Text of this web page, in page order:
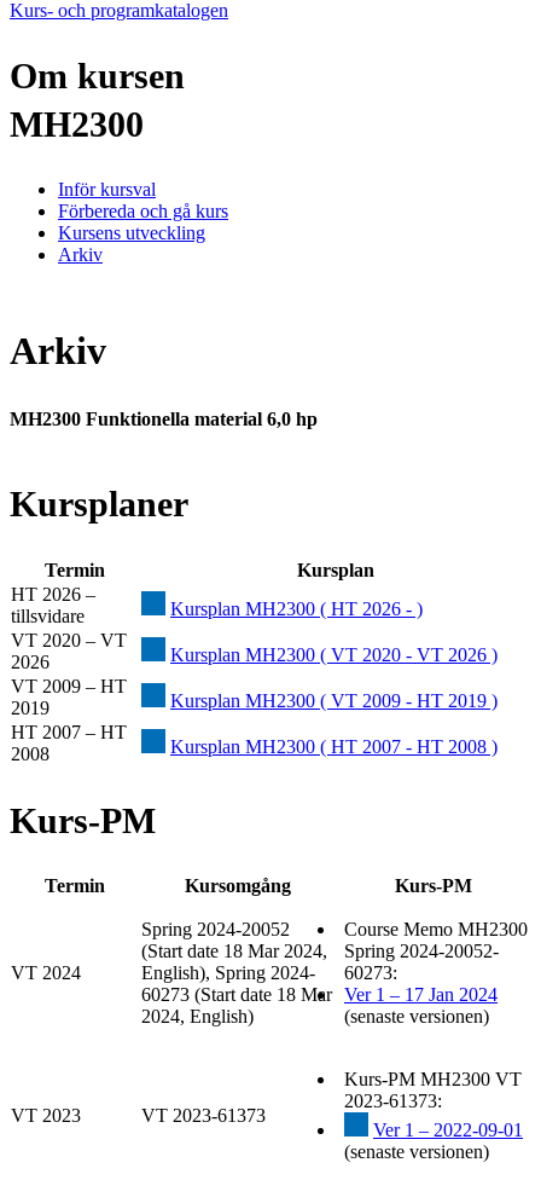
Kurs- och programkatalogen
Om kursen
MH2300
Inför kursval
Förbereda och gå kurs
Kursens utveckling
Arkiv
Arkiv
MH2300 Funktionella material 6,0 hp
Kursplaner
Termin
Kursplan
HT 2026 –
tillsvidare
Kursplan MH2300 ( HT 2026 - )
VT 2020 – VT
2026
Kursplan MH2300 ( VT 2020 - VT 2026 )
VT 2009 – HT
2019
Kursplan MH2300 ( VT 2009 - HT 2019 )
HT 2007 – HT
2008
Kursplan MH2300 ( HT 2007 - HT 2008 )
Kurs-PM
Termin Kursomgång Kurs-PM
VT 2024
Spring 2024-20052
(Start date 18 Mar 2024,
English), Spring 2024-
60273 (Start date 18 Mar
2024, English)
Course Memo MH2300
Spring 2024-20052-
60273:
Ver 1 – 17 Jan 2024
(senaste versionen)
VT 2023 VT 2023-61373
Kurs-PM MH2300 VT
2023-61373:
Ver 1 – 2022-09-01
(senaste versionen)